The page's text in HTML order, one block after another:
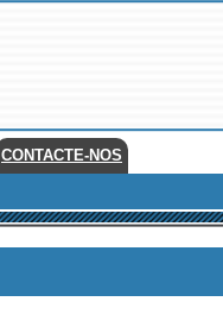
CONTACTE-NOS